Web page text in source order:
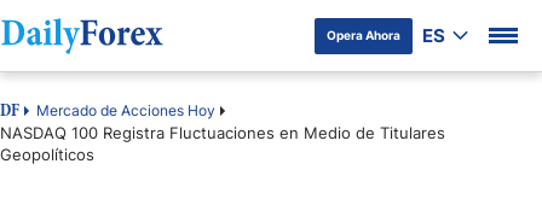
Opera Ahora ES
DF Mercado de Acciones Hoy
NASDAQ 100 Registra Fluctuaciones en Medio de Titulares
Geopolíticos